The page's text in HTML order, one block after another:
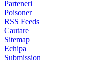
Parteneri
Poisoner
RSS Feeds
Cautare
Sitemap
Echipa
Submission